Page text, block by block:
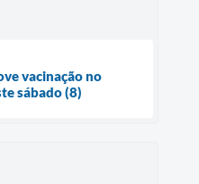
vacinação no
sábado (8)